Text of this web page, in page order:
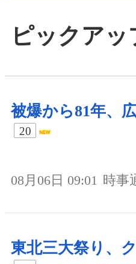
ピックアッ
被爆から81年、
20
08月06日 09:01 時事
東北三大祭り、